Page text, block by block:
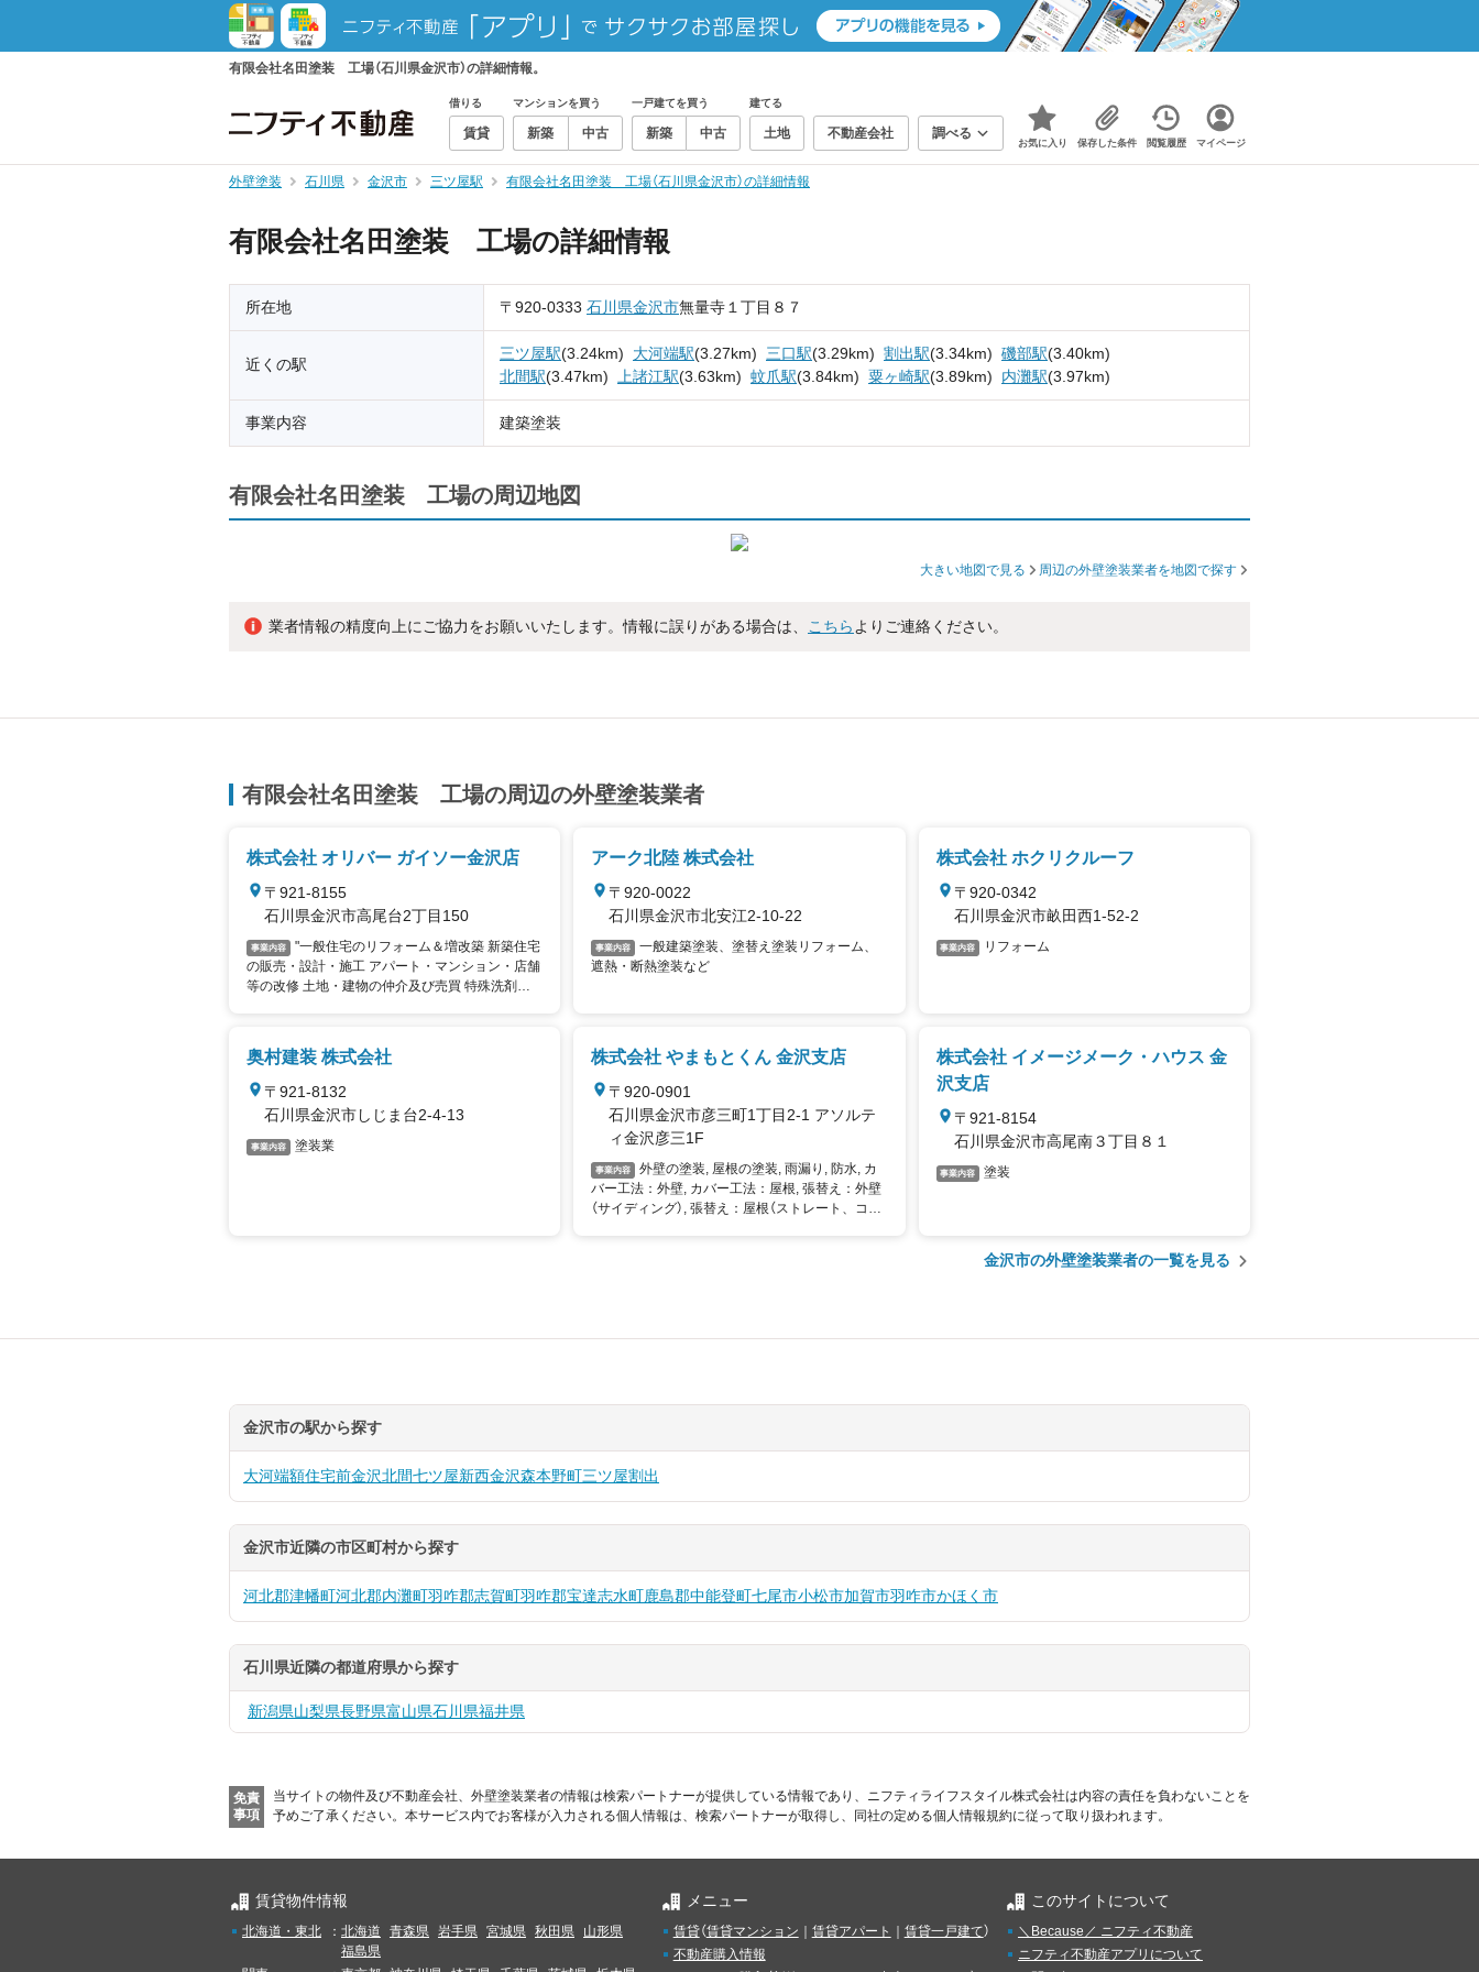
有限会社名田塗装 工場（石川県金沢市）の詳細情報。
借りる
賃貸
マンションを買う
新築 中古
一戸建てを買う
新築 中古
建てる
土地 不動産会社 調べる
お気に入り 保存した条件 閲覧履歴 マイページ
外壁塗装 石川県 金沢市 三ツ屋駅 有限会社名田塗装 工場（石川県金沢市）の詳細情報
有限会社名田塗装 工場の詳細情報
所在地 〒920-0333 石川県金沢市無量寺１丁目８７
近くの駅
三ツ屋駅(3.24km) 大河端駅(3.27km) 三口駅(3.29km) 割出駅(3.34km) 磯部駅(3.40km)
北間駅(3.47km) 上諸江駅(3.63km) 蚊爪駅(3.84km) 粟ヶ崎駅(3.89km) 内灘駅(3.97km)
事業内容 建築塗装
有限会社名田塗装 工場の周辺地図
大きい地図で見る 周辺の外壁塗装業者を地図で探す
業者情報の精度向上にご協力をお願いいたします。情報に誤りがある場合は、 こちら よりご連絡ください。
有限会社名田塗装 工場の周辺の外壁塗装業者
株式会社 オリバー ガイソー金沢店
〒921-8155
石川県金沢市高尾台2丁目150
事業内容
"一般住宅のリフォーム＆増改築 新築住宅
の販売・設計・施工 アパート・マンション・店舗
等の改修 土地・建物の仲介及び売買 特殊洗剤の
アーク北陸 株式会社
〒920-0022
石川県金沢市北安江2-10-22
事業内容
一般建築塗装、塗替え塗装リフォーム、
遮熱・断熱塗装など
株式会社 ホクリクルーフ
〒920-0342
石川県金沢市畝田西1-52-2
事業内容 リフォーム
奥村建装 株式会社
〒921-8132
石川県金沢市しじま台2-4-13
事業内容 塗装業
株式会社 やまもとくん 金沢支店
〒920-0901
石川県金沢市彦三町1丁目2-1 アソルテ
ィ金沢彦三1F
事業内容
外壁の塗装, 屋根の塗装, 雨漏り, 防水, カ
バー工法：外壁, カバー工法：屋根, 張替え：外壁
（サイディング）, 張替え：屋根（ストレート、コロ
株式会社 イメージメーク・ハウス 金
沢支店
〒921-8154
石川県金沢市高尾南３丁目８１
事業内容 塗装
金沢市の外壁塗装業者の一覧を見る
金沢市の駅から探す
大河端額住宅前金沢北間七ツ屋新西金沢森本野町三ツ屋割出
金沢市近隣の市区町村から探す
河北郡津幡町河北郡内灘町羽咋郡志賀町羽咋郡宝達志水町鹿島郡中能登町七尾市小松市加賀市羽咋市かほく市
石川県近隣の都道府県から探す
新潟県山梨県長野県富山県石川県福井県
免責
事項
当サイトの物件及び不動産会社、外壁塗装業者の情報は検索パートナーが提供している情報であり、ニフティライフスタイル株式会社は内容の責任を負わないことを
予めご了承ください。 本サービス内でお客様が入力される個人情報は、検索パートナーが取得し、同社の定める個人情報規約に従って取り扱われます。
賃貸物件情報
北海道・東北 ： 北海道 青森県 岩手県 宮城県 秋田県
山形県
福島県
メニュー
賃貸（賃貸マンション 賃貸アパート 賃貸一戸建て）
不動産購入情報
このサイトについて
＼Because／ ニフティ不動産
ニフティ不動産アプリについて